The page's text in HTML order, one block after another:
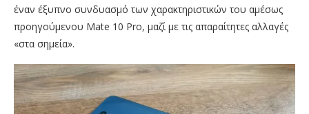
έναν έξυπνο συνδυασμό των χαρακτηριστικών του αμέσως
προηγούμενου Mate 10 Pro, μαζί με τις απαραίτητες αλλαγές
«στα σημεία».